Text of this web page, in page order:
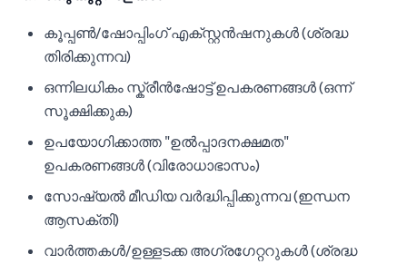
കൂപ്പൺ/ഷോപ്പിംഗ് എക്സ്റ്റൻഷനുകൾ (ശ്രദ്ധ
തിരിക്കുന്നവ)
ഒന്നിലധികം സ്ക്രീൻഷോട്ട് ഉപകരണങ്ങൾ (ഒന്ന്
സൂക്ഷിക്കുക)
ഉപയോഗിക്കാത്ത "ഉൽപ്പാദനക്ഷമത"
ഉപകരണങ്ങൾ (വിരോധാഭാസം)
സോഷ്യൽ മീഡിയ വർദ്ധിപ്പിക്കുന്നവ (ഇന്ധന
ആസക്തി)
വാർത്തകൾ/ഉള്ളടക്ക അഗ്രഗേറ്ററുകൾ (ശ്രദ്ധ